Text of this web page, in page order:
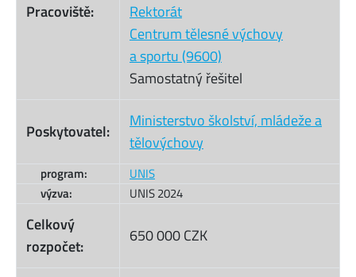
Pracoviště:
Rektorát
Centrum tělesné výchovy
a sportu (9600)
Samostatný řešitel
Poskytovatel:
Ministerstvo školství, mládeže a
tělovýchovy
program:
UNIS
výzva:
UNIS 2024
Celkový
rozpočet:
650 000 CZK